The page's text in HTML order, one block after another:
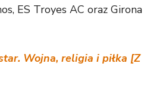
ES Troyes AC oraz Girona
Wojna, religia i piłka [Z